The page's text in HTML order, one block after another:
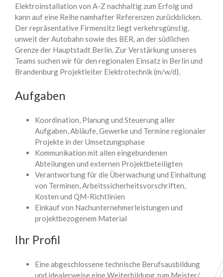
Elektroinstallation von A-Z nachhaltig zum Erfolg und
kann auf eine Reihe namhafter Referenzen zurückblicken.
Der repräsentative Firmensitz liegt verkehrsgünstig,
unweit der Autobahn sowie des BER, an der südlichen
Grenze der Hauptstadt Berlin. Zur Verstärkung unseres
Teams suchen wir für den regionalen Einsatz in Berlin und
Brandenburg Projektleiter Elektrotechnik (m/w/d).
Aufgaben
Koordination, Planung und Steuerung aller
Aufgaben, Abläufe, Gewerke und Termine regionaler
Projekte in der Umsetzungsphase
Kommunikation mit allen eingebundenen
Abteilungen und externen Projektbeteiligten
Verantwortung für die Überwachung und Einhaltung
von Terminen, Arbeitssicherheitsvorschriften,
Kosten und QM-Richtlinien
Einkauf von Nachunternehmerleistungen und
projektbezogenem Material
Ihr Profil
Eine abgeschlossene technische Berufsausbildung
und idealerweise eine Weiterbildung zum Meister/